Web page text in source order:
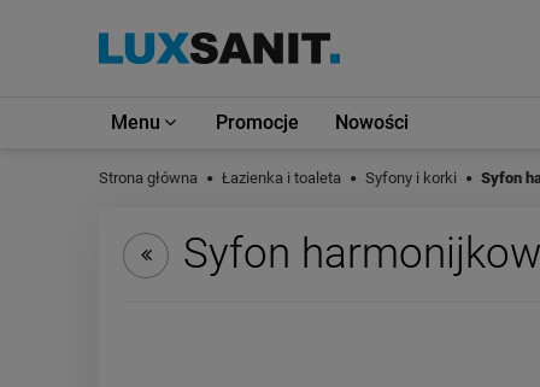
Menu Promocje Nowości
Strona główna Łazienka i toaleta Syfony i korki Syfon
Syfon